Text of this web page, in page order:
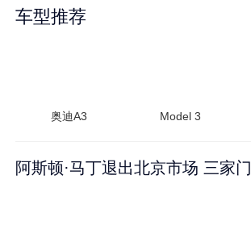
车型推荐
奥迪A3 Model 3
阿斯顿·马丁退出北京市场 三家